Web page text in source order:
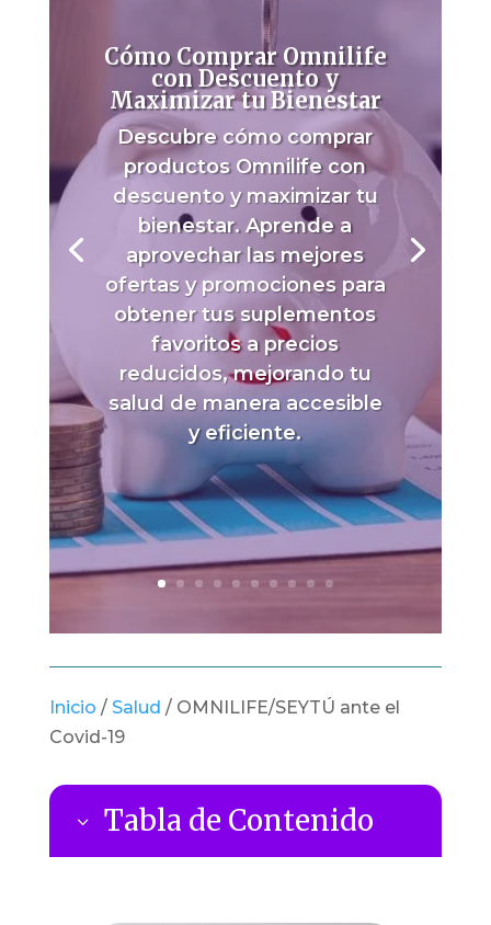
Cómo Comprar Omnilife
con Descuento y
Maximizar tu Bienestar
Descubre cómo comprar
productos Omnilife con
descuento y maximizar tu
bienestar. Aprende a
aprovechar las mejores
ofertas y promociones para
obtener tus suplementos
favoritos a precios
reducidos, mejorando tu
salud de manera accesible
y eficiente.
Inicio / Salud / OMNILIFE/SEYTÚ ante el
Covid-19
3 Tabla de Contenido